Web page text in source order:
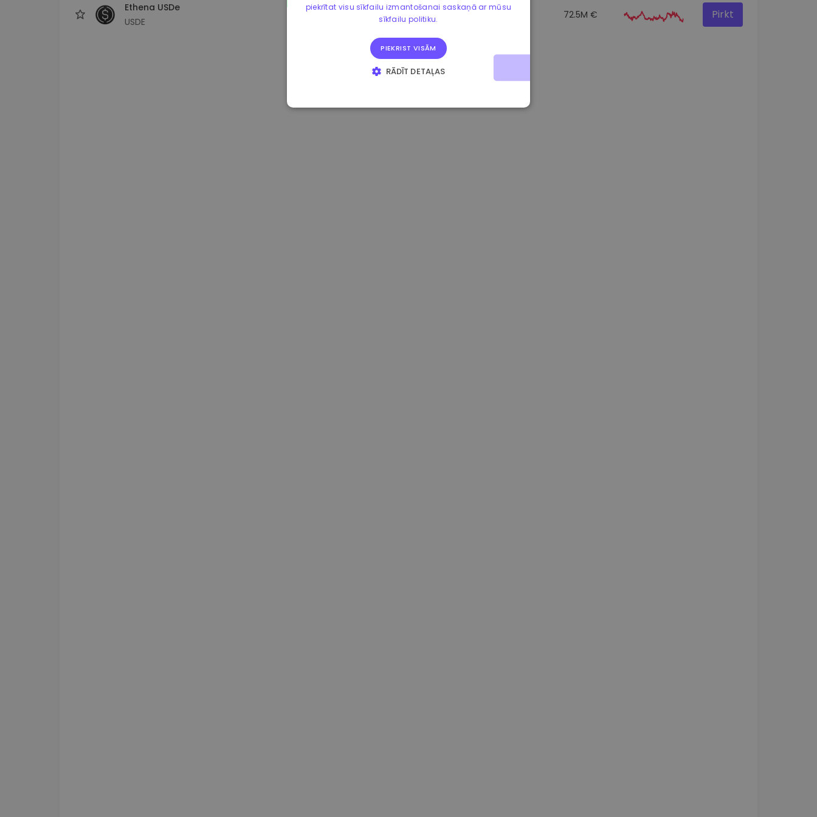
Ethena USDe
USDE
0.00% 72.5M € Pirkt
piekrītat visu sīkfailu izmantošanai saskaņā ar mūsu
sīkfailu politiku.
PIEKRIST VISĀM
RĀDĪT DETAĻAS